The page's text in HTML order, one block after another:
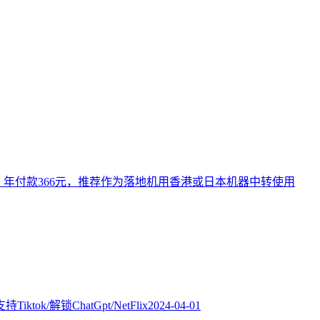
付款366元，推荐作为落地机用香港或日本机器中转使用
Tiktok/解锁ChatGpt/NetFlix2024-04-01